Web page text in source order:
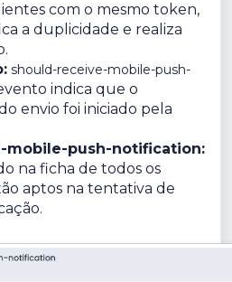
com o mesmo token,
a duplicidade e realiza
should-receive-mobile-push-
indica que o
envio foi iniciado pela
mobile-push-notification:
na ficha de todos os
aptos na tentativa de